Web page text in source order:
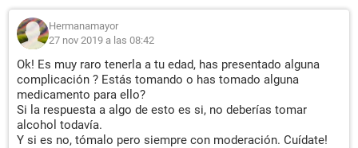
Hermanamayor
27 nov 2019 a las 08:42
Ok! Es muy raro tenerla a tu edad, has presentado alguna
complicación ? Estás tomando o has tomado alguna
medicamento para ello?
Si la respuesta a algo de esto es si, no deberías tomar
alcohol todavía.
Y si es no, tómalo pero siempre con moderación. Cuídate!